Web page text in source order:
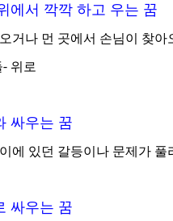
에서 깍깍 하고 우는 꿈
거나 먼 곳에서 손님이 찾아
위로
싸우는 꿈
에 있던 갈등이나 문제가 풀
싸우는 꿈